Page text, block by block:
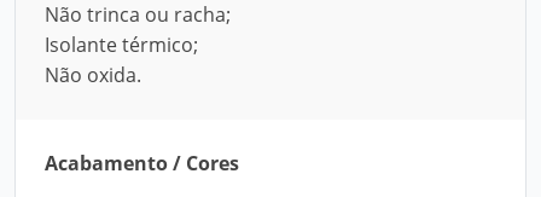
Não trinca ou racha;
Isolante térmico;
Não oxida.
Acabamento / Cores